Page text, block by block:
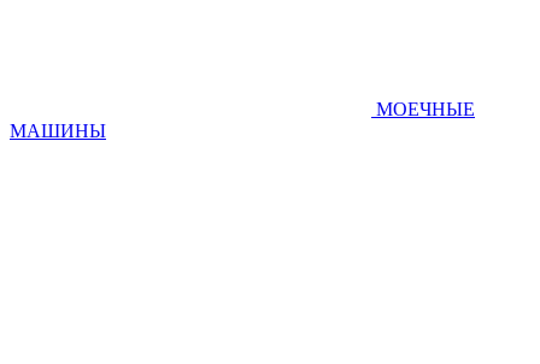
МОЕЧНЫЕ
МАШИНЫ